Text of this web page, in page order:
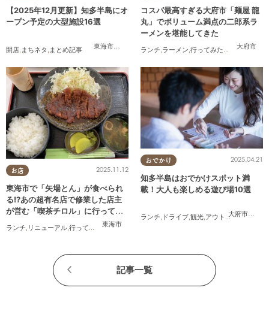
東海市
,大府市 知多市, 東浦町 ,常滑市 武豊町
【2025年12月更新】知多半島にオ
ープン予定の大型施設16選
開店 まちネタ まとめ記事 大府市
コスパ最高すぎる大府市「麺屋 龍
丸」でボリューム満点の二郎系ラ
ーメンを堪能してきた
ランチ ラーメン 行ってみたレポ ,おひとり
お店
東海市
2025.11.12
東海市で「矢場とん」が食べられ
る!?あの超有名店で修業した店主
が営む「喫茶チロル」に行ってみ
ランチ リニューアル 行ってみたレポ ,夫婦
おでかけ
大府市東浦
2025.04.21
知多半島はおでかけスポット満
載！大人も楽しめる遊び場10選
ランチ, ドライブ,観光,アウトドア , 親子,
記事一覧